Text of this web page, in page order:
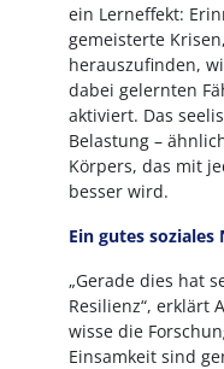
ein Lerneffekt:
gemeisterte
herauszufinden,
dabei gelernten
aktiviert. Das
Belastung –
Körpers, das mit
besser wird.
Ein gutes soziales
„Gerade dies hat
Resilienz“, erklärt
wisse die
Einsamkeit sind